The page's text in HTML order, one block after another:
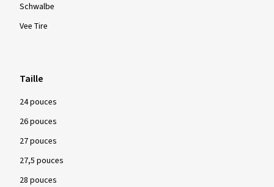
Schwalbe
Vee Tire
Taille
24 pouces
26 pouces
27 pouces
27,5 pouces
28 pouces